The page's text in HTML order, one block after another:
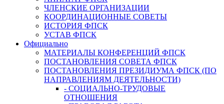
ЧЛЕНСКИЕ ОРГАНИЗАЦИИ
КООРДИНАЦИОННЫЕ СОВЕТЫ
ИСТОРИЯ ФПСК
УСТАВ ФПСК
Официально
МАТЕРИАЛЫ КОНФЕРЕНЦИЙ ФПСК
ПОСТАНОВЛЕНИЯ СОВЕТА ФПСК
ПОСТАНОВЛЕНИЯ ПРЕЗИДИУМА ФПСК (ПО
НАПРАВЛЕНИЯМ ДЕЯТЕЛЬНОСТИ)
- СОЦИАЛЬНО-ТРУДОВЫЕ
ОТНОШЕНИЯ